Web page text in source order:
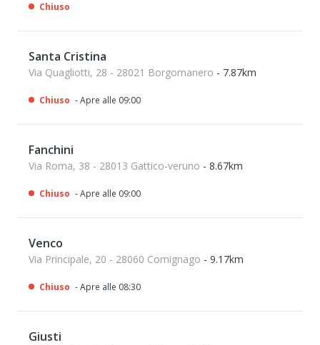
Chiuso
Santa Cristina
Via Quagliotti, 28 - 28021 Borgomanero - 7.87km
Chiuso - Apre alle 09:00
Fanchini
Via Roma, 38 - 28013 Gattico-veruno - 8.67km
Chiuso - Apre alle 09:00
Venco
Via Principale, 20 - 28060 Comignago - 9.17km
Chiuso - Apre alle 08:30
Giusti